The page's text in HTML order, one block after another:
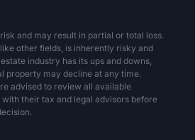
and may result in partial or total loss.
other fields, is inherently risky and
industry has its ups and downs,
property may decline at any time.
advised to review all available
their tax and legal advisors before